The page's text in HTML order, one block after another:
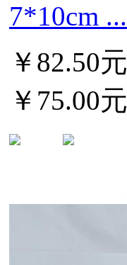
7*10cm ...
￥82.50元
￥75.00元